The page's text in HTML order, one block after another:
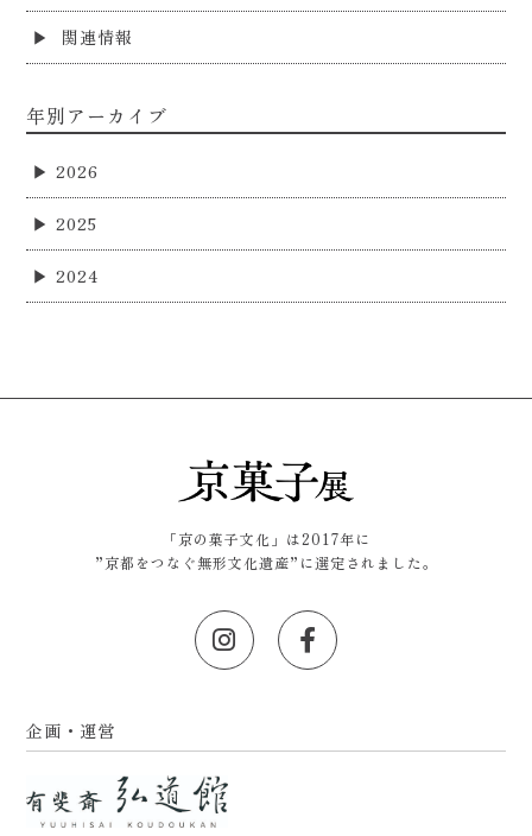
関連情報
年別アーカイブ
2026
2025
2024
「京の菓子文化」は2017年に
”京都をつなぐ無形文化遺産”に選定されました。
企画・運営